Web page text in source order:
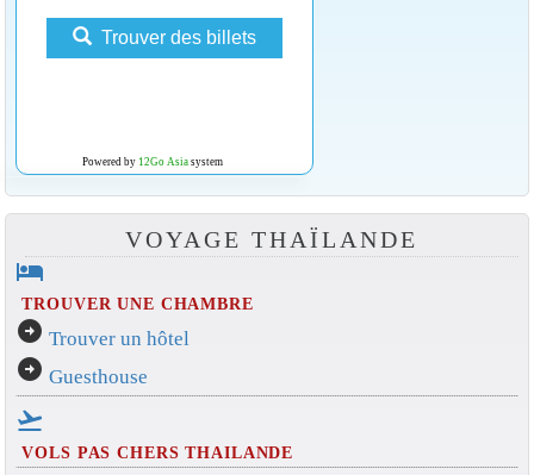
Trouver des billets
Powered by 12Go Asiasystem
VOYAGE THAÏLANDE
hotel
TROUVER UNE CHAMBRE
arrow_circle_right Trouver un hôtel
arrow_circle_right Guesthouse
flight_takeoff
VOLS PAS CHERS THAILANDE